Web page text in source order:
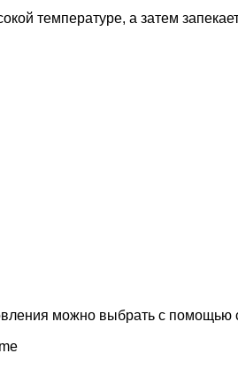
температуре, а затем
можно выбрать с помощью